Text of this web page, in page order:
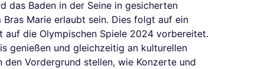
das Baden in der Seine in gesicherten
Marie erlaubt sein. Dies folgt auf ein
die Olympischen Spiele 2024 vorbereitet.
genießen und gleichzeitig an kulturellen
den Vordergrund stellen, wie Konzerte und